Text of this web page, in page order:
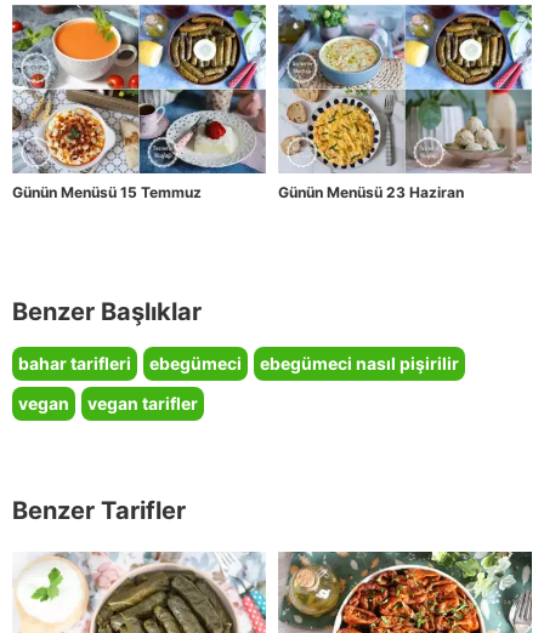
Günün Menüsü 15 Temmuz Günün Menüsü 23 Haziran
Benzer Başlıklar
bahar tarifleri ebegümeci
ebegümeci nasıl pişirilir
vegan
vegan tarifler
Benzer Tarifler